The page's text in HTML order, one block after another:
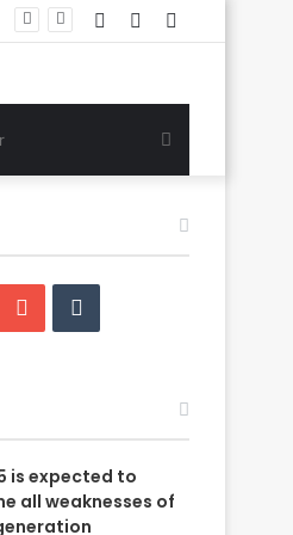
Random
Log
Search
YouTube
is expected to
all weaknesses of